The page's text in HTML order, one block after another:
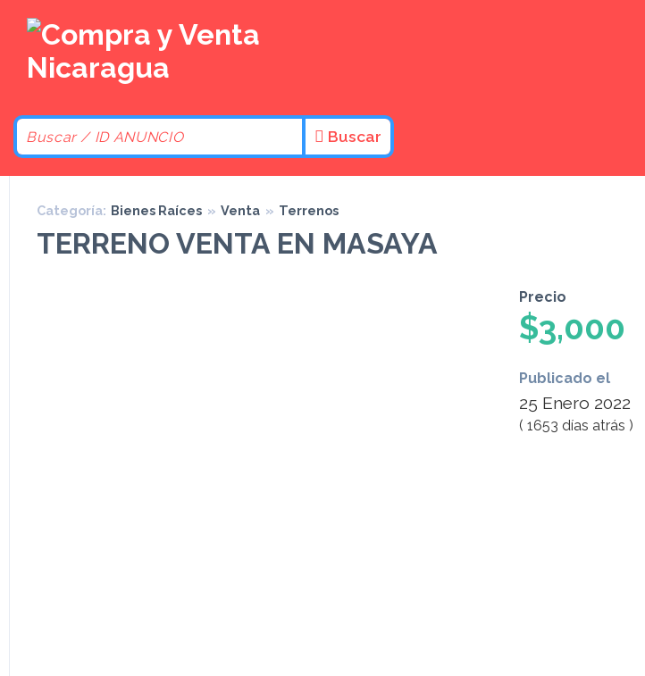
Buscar
Categoría: Bienes Raíces » Venta » Terrenos
TERRENO VENTA EN MASAYA
Precio
$3,000
Publicado el
25 Enero 2022
( 1653 días atrás )